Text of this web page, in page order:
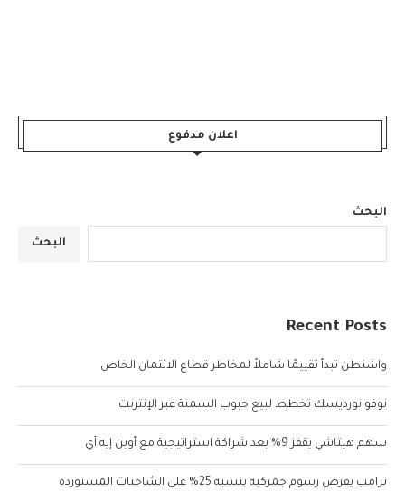
اعلان مدفوع
البحث
البحث
Recent Posts
واشنطن تبدأ تقييمًا شاملاً لمخاطر قطاع الائتمان الخاص
نوفو نورديسك تخطط لبيع حبوب السمنة عبر الإنترنت
سهم هيتاشي يقفز 9% بعد شراكة استراتيجية مع أوبن إيه آي
ترامب يفرض رسوم جمركية بنسبة 25% على الشاحنات المستوردة